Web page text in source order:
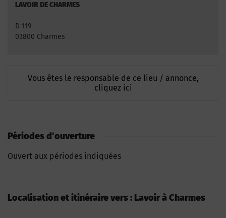
LAVOIR DE CHARMES
D 119
03800 Charmes
Vous êtes le responsable de ce lieu / annonce,
cliquez ici
Périodes d'ouverture
Ouvert aux périodes indiquées
Localisation et itinéraire vers : Lavoir à Charmes